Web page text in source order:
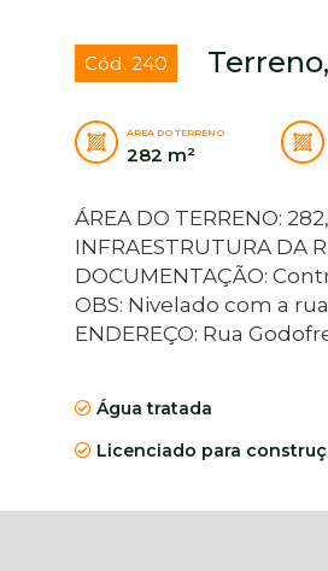
Cód. 240
ÁREA DO TERRENO
282 m²
ÁREA DO TERRENO:
INFRAESTRUTURA
DOCUMENTAÇÃO:
OBS: Nivelado com a
ENDEREÇO: Rua
Água tratada
Licenciado para